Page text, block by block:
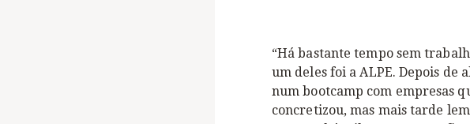
“Há bastante tempo sem
um deles foi a ALPE. Depois
num bootcamp com empresas
concretizou, mas mais tarde